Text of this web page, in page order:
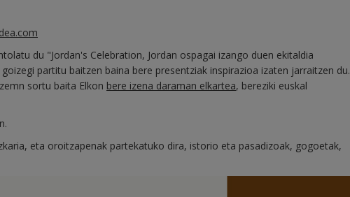
du "Jordan's Celebration, Jordan ospagai izango duen ekitaldia
partitu baitzen baina bere presentziak inspirazioa izaten jarraitzen du.
sortu baita Elkon bere izena daraman elkartea, bereziki euskal
eta oroitzapenak partekatuko dira, istorio eta pasadizoak, gogoetak,